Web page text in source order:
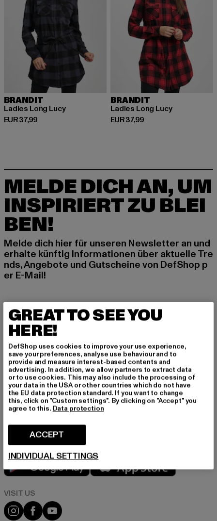
BRANDIT
Ladies Long Lucy
EUR 37,99
Derzeitiger Preis: EUR 37,99
BRANDIT
Ladies Long Lucy
EUR 37,99
Derzeitiger Preis: EUR 37,99
MELDE DICH AN, UM
INSPIRIERT ZU BLEI
BEN!
Melde dich hier für unseren Newsletter an und
erhalte künftig Informationen über aktuelle Tre
nds, Angebote und Gutscheine von DefShop p
er E-Mail!
An welchen Produkten bist du interessiert?
MÄNNER
FRAUEN
E-MAIL
ANMELDEN
Informationen dazu, wie DefShop mit Deinen Daten umgeht, findest Du
in unserer Datenschutzerklärung. Du kannst Dich jederzeit kostenfei
Play market
Visit our Instagram page:
Visit our Facebook page:
Visit our YouTube channel:
GREAT TO SEE YOU
HERE!
DefShop uses cookies to improve your use experience,
save your preferences, analyse use behaviour and to
provide and measure interest-based contents and
advertising. In addition, we allow partners to extract data
or to use cookies. This may also include the processing of
your data in the USA or other countries which do not have
the EU data protection standard. If you want to change
this, click on "Custom settings". By clicking on "Accept" you
agree to this. Data protection
ACCEPT
INDIVIDUAL SETTINGS